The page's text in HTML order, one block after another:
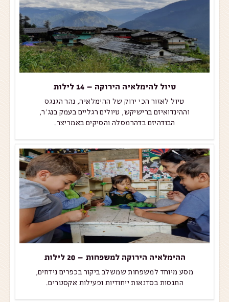
טיול להימלאיה הירוקה – 14 לילות
טיול לאזור הכי ירוק של ההימלאיה, נהר הגנגס
וההינדואיזם ברישיקש, טיולים רגליים בעמק בנג'ר,
הבודהיזם בדהרמסלה והסיקים באמריצר.
ההימלאיה הירוקה למשפחות – 20 לילות
מסע מיוחד למשפחות שמשלב ביקור בכפרים נידחים,
התנסות בסדנאות ייחודיות ופעילות אקסטרים.